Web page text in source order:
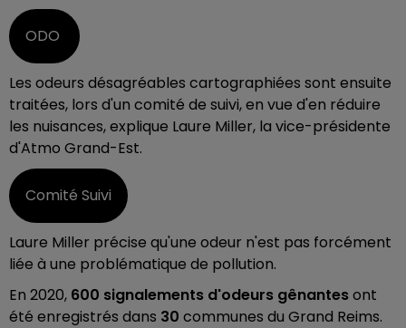
ODO
Les odeurs désagréables cartographiées sont ensuite
traitées, lors d'un comité de suivi, en vue d'en réduire
les nuisances, explique Laure Miller, la vice-présidente
d'Atmo Grand-Est.
Comité Suivi
Laure Miller précise qu'une odeur n'est pas forcément
liée à une problématique de pollution.
En 2020, 600 signalements d'odeurs gênantesont
été enregistrés dans 30 communes du Grand Reims.